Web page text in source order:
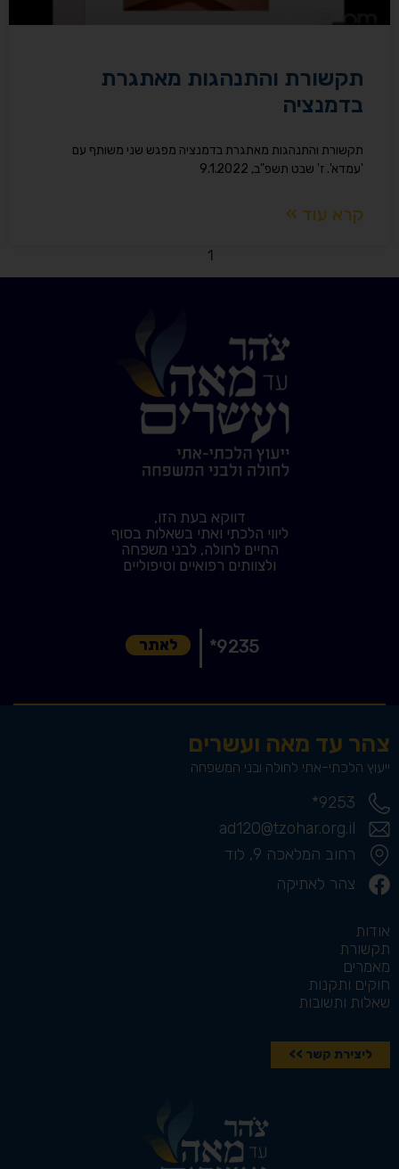
תקשורת והתנהגות מאתגרת
בדמנציה
תקשורת והתנהגות מאתגרת בדמנציה מפגש שני משותף עם
'עמדא'. ז' שבט תשפ"ב, 9.1.2022
קרא עוד »
1
דווקא בעת הזו,
ליווי הלכתי ואתי בשאלות בסוף
החיים לחולה, לבני משפחה
ולצוותים רפואיים וטיפוליים
9235* לאתר
צהר עד מאה ועשרים
ייעוץ הלכתי-אתי לחולה ובני המשפחה
9253*
ad120@tzohar.org.il
רחוב המלאכה 9, לוד
צהר לאתיקה
אודות
תקשורת
מאמרים
חוקים ותקנות
שאלות ותשובות
ליצירת קשר >>